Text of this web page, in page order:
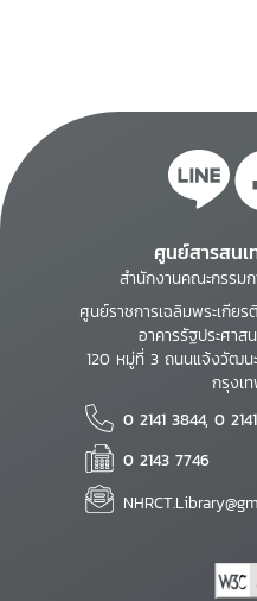
ศูนย์สารสน
สำนักงานคณะกรรม
ศูนย์ราชการเฉลิมพระเกี
อาคารรัฐประศา
120 หมู่ที่ 3 ถนนแจ้งวัฒน
กรุงเ
0 2141 3844, 0
0 2143 7746